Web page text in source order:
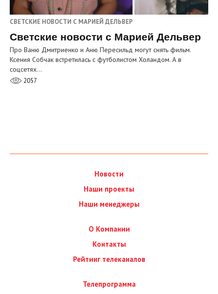
СВЕТСКИЕ НОВОСТИ С МАРИЕЙ ДЕЛЬВЕР
Светские новости с Марией Дельвер
Про Ваню Дмитриенко и Аню Пересильд могут снять фильм.
Ксения Собчак встретилась с футболистом Холандом. А в
соцсетях…
2057
Новости
Наши проекты
Наши менеджеры
О Компании
Контакты
Рейтинг телеканалов
Телепрограмма